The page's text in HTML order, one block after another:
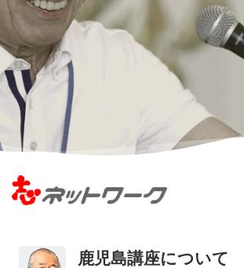
鹿児島講座について